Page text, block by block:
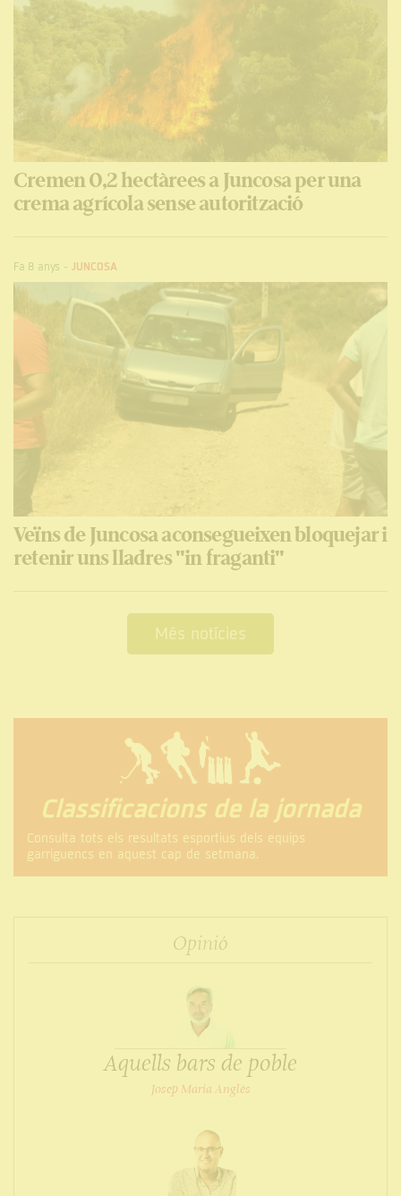
Cremen 0,2 hectàrees a Juncosa per una
crema agrícola sense autorització
Fa 8 anys -JUNCOSA
Veïns de Juncosa aconsegueixen bloquejar i
retenir uns lladres "in fraganti"
Més notícies
Classificacions de la jornada
Consulta tots els resultats esportius dels equips
garriguencs en aquest cap de setmana.
Opinió
Aquells bars de poble
Josep Maria Anglès